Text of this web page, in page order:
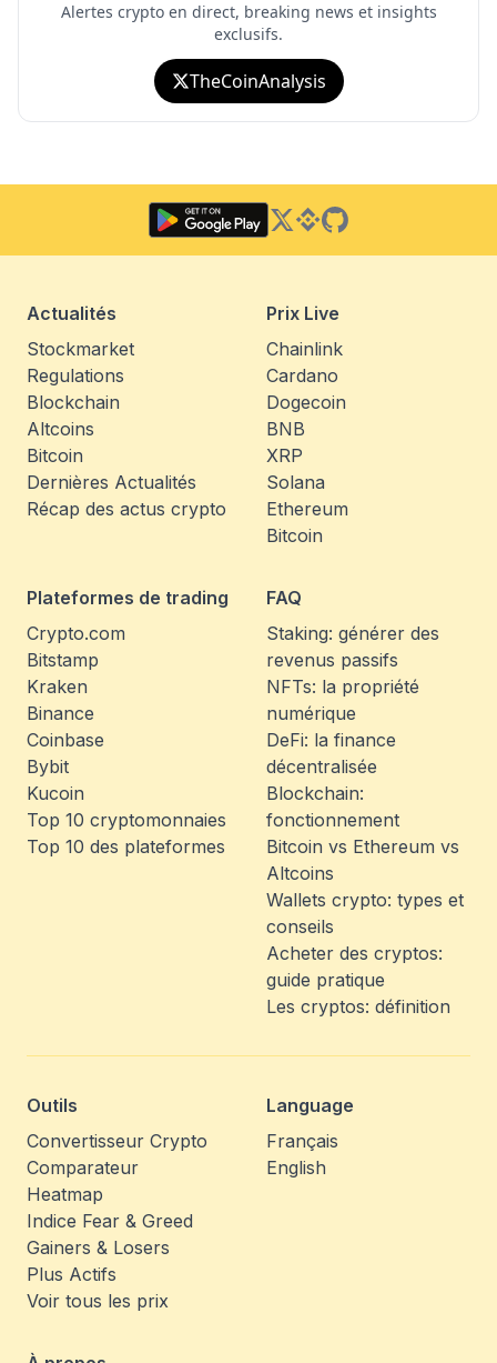
Alertes crypto en direct, breaking news et insights
exclusifs.
TheCoinAnalysis
Twitter
Binance Square
GitHub
Actualités
Stockmarket
Regulations
Blockchain
Altcoins
Bitcoin
Dernières Actualités
Récap des actus crypto
Prix Live
Chainlink
Cardano
Dogecoin
BNB
XRP
Solana
Ethereum
Bitcoin
Plateformes de trading
Crypto.com
Bitstamp
Kraken
Binance
Coinbase
Bybit
Kucoin
Top 10 cryptomonnaies
Top 10 des plateformes
FAQ
Staking: générer des
revenus passifs
NFTs: la propriété
numérique
DeFi: la finance
décentralisée
Blockchain:
fonctionnement
Bitcoin vs Ethereum vs
Altcoins
Wallets crypto: types et
conseils
Acheter des cryptos:
guide pratique
Les cryptos: définition
Outils
Convertisseur Crypto
Comparateur
Heatmap
Indice Fear & Greed
Gainers & Losers
Plus Actifs
Voir tous les prix
Language
Français
English